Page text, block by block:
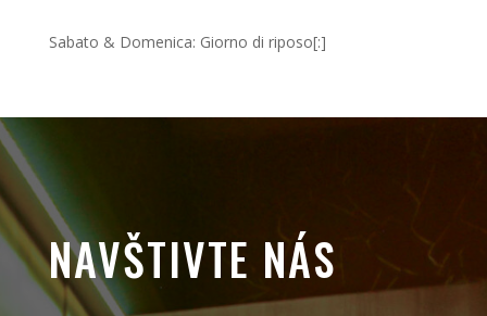
Sabato & Domenica: Giorno di riposo[:]
NAVŠTIVTE NÁS